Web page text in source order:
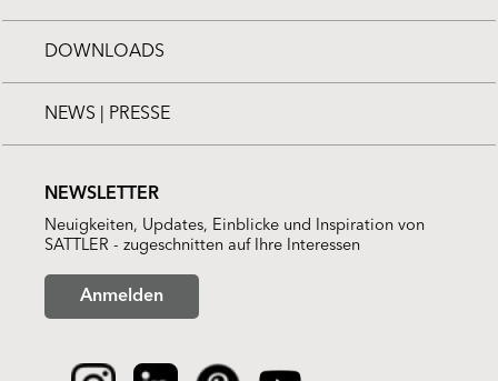
DOWNLOADS
NEWS | PRESSE
NEWSLETTER
Neuigkeiten, Updates, Einblicke und Inspiration von
SATTLER - zugeschnitten auf Ihre Interessen
Anmelden